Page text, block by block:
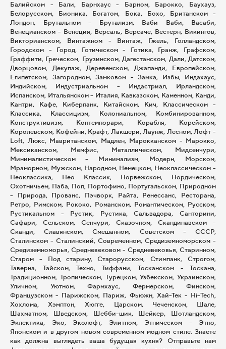
Балийском - Бали, Барнхаус - Барном, Барокко, Баухауз,
Белорусском, Бионика, Богатом, Бока, Бохо, Британском -
Лондон, Брутальном - Брутализм, Ваби Ваби, Васаби,
Венецианском - Венеция, Версаль, Версаче, Вестерн, Викингов,
Викторианском, Винтажном - Винтаж, Гжель, Голландском,
Городском - Город, Готическом - Готика, Гранж, Графском,
Граффити, Греческом, Грузинском, Дагестанском, Дали, Датском,
Дворцовом, Декупаж, Деревенском, Джапанди, Европейском,
Египетском, Загородном, Замковом - Замка, Избы, Индахаус,
Индийском, Индустриальном - Индастриал, Ирландском,
Испанском, Итальянском - Италия, Кавказском, Каменном, Канди,
Кантри, Кафе, Киберпанк, Китайском, Кич, Классическом -
Классика, Классицизм, Колониальном, Комбинированном,
Конструктивизм, Контемпорари, Корабля, Корейском,
Королевском, Кофейни, Крафт, Лакшери, Лаунж, Лесном, Лофт -
Loft, Люкс, Мавританском, Мадлен, Марокканском - Марокко,
Мексиканском, Мемфис, Металлическом, Мидсенчури,
Минималистическом - Минимализм, Модерн, Морском,
Мраморном, Мужском, Народном, Немецком, Неоклассическом -
Неоклассика, Нео Классик, Норвежском, Нордическом,
Охотничьем, Паба, Поп, Портофино, Португальском, Природном
- Природа, Прованс, Пэчворк, Райта, Ренессанс, Ресторана,
Ретро, Римском, Рококо, Романском, Романтическом, Русском,
Рустикальном - Рустик, Рустика, Сальвадора, Санторини,
Сафари, Сельском, Сенчури, Сказочном, Скандинавском -
Сканди, Славянском, Смешанном, Советском - СССР,
Сталинском - Сталинский, Современном, Средиземноморском -
Средиземноморья, Средневековом - Средневековья, Старинном,
Старом - Под старину, Старорусском, Стимпанк, Строгом,
Таверна, Тайском, Техно, Тиффани, Тосканском - Тоскана,
Традиционном, Тропическом, Турецком, Узбекском, Украинском,
Уличном, Уютном, Фармхаус, Фермерском, Финском,
Французском - Парижском, Париж, Фьюжн, Хай-Тек - Hi-Tech,
Хохлома, Хэмптон, Хюгге, Царском, Чеченском, Шале,
Шахматном, Шведском, Шебби-шик, Шейкер, Шотландском,
Эклектика, Эко, Эколофт, Элитном, Этническом - Этно,
Японском и в другом новом современном модном стиле. Знаете
как должна выглядеть ваша будущая кухня? Отправьте нам